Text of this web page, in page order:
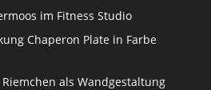
im Fitness Studio
Chaperon Plate in Farbe
als Wandgestaltung